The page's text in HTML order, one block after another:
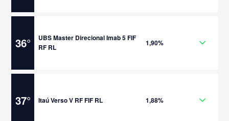
36°
UBS Master Direcional Imab 5 FIF
RF RL
1,90%
37° Itaú Verso V RF FIF RL 1,88%